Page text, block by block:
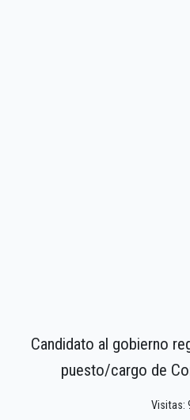
Candidato al gobierno
puesto/cargo de
Visitas: